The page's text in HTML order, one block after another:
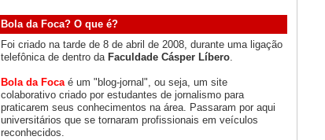
Bola da Foca? O que é?
Foi criado na tarde de 8 de abril de 2008, durante uma ligação
telefônica de dentro da Faculdade Cásper Líbero.
Bola da Foca é um "blog-jornal", ou seja, um site
colaborativo criado por estudantes de jornalismo para
praticarem seus conhecimentos na área. Passaram por aqui
universitários que se tornaram profissionais em veículos
reconhecidos.